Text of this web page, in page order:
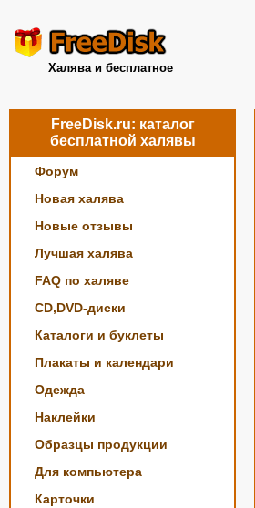
Халява и бесплатное
FreeDisk.ru: каталог
бесплатной халявы
Форум
Новая халява
Новые отзывы
Лучшая халява
FAQ по халяве
CD,DVD-диски
Каталоги и буклеты
Плакаты и календари
Одежда
Наклейки
Образцы продукции
Для компьютера
Карточки